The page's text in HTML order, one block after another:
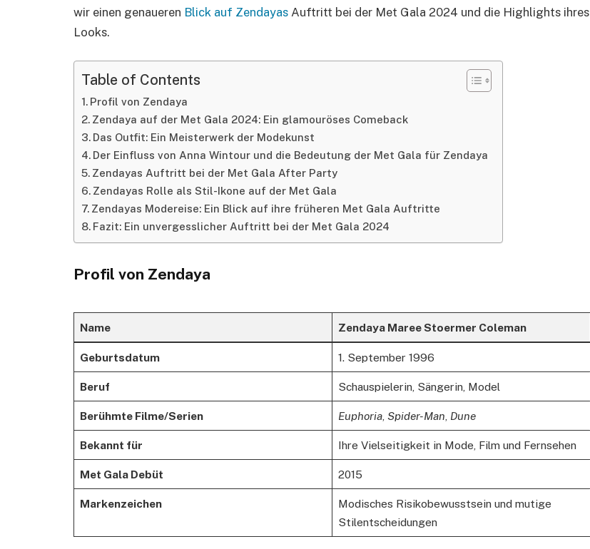
wir einen genaueren Blick auf Zendayas Auftritt bei der Met Gala 2024 und die Highlights ihres
Looks.
Table of Contents
Profil von Zendaya
Zendaya auf der Met Gala 2024: Ein glamouröses Comeback
Das Outfit: Ein Meisterwerk der Modekunst
Der Einfluss von Anna Wintour und die Bedeutung der Met Gala für Zendaya
Zendayas Auftritt bei der Met Gala After Party
Zendayas Rolle als Stil-Ikone auf der Met Gala
Zendayas Modereise: Ein Blick auf ihre früheren Met Gala Auftritte
Fazit: Ein unvergesslicher Auftritt bei der Met Gala 2024
Profil von Zendaya
Name Zendaya Maree Stoermer Coleman
Geburtsdatum 1. September 1996
Beruf Schauspielerin, Sängerin, Model
Berühmte Filme/Serien Euphoria, Spider-Man Dune
Bekannt für Ihre Vielseitigkeit in Mode, Film und Fernsehen
Met Gala Debüt 2015
Markenzeichen
Modisches Risikobewusstsein und mutige
Stilentscheidungen